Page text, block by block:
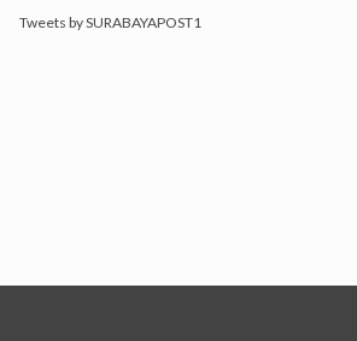
Tweets by SURABAYAPOST1